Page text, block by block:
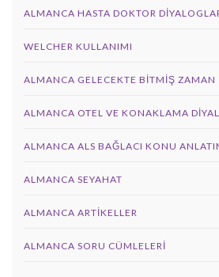
ALMANCA HASTA DOKTOR
WELCHER KULLANIMI
ALMANCA GELECEKTE BITMIŞ ZAMAN
ALMANCA OTEL VE KONAKLAMA
ALMANCA ALS BAĞLACI KONU
ALMANCA SEYAHAT
ALMANCA ARTIKELLER
ALMANCA SORU CÜMLELERI